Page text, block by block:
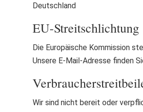
Deutschland
EU-Streitschlichtung
Die Europäische Kommission
Unsere E-Mail-Adresse finden
Wir sind nicht bereit oder